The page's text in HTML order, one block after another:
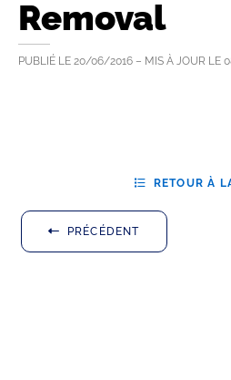
Removal
PUBLIÉ LE 20/06/2016 – MIS À JOUR LE
PRÉCÉDENT
RETOUR À